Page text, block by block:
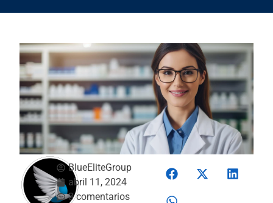
BlueEliteGroup
abril 11, 2024
3 comentarios